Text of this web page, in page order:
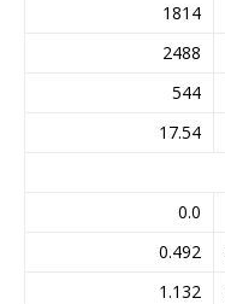
1814
2488
544
17.54
0.0
0.492
1.132